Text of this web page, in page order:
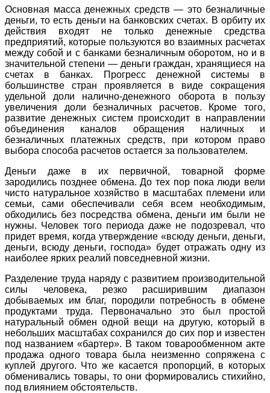
Основная масса денежных средств — это безналичные
деньги, то есть деньги на банковских счетах. В орбиту их
действия входят не только денежные средства
предприятий, которые пользуются во взаимных расчетах
между собой и с банками безналичным оборотом, но и в
значительной степени — деньги граждан, хранящиеся на
счетах в банках. Прогресс денежной системы в
большинстве стран проявляется в виде сокращения
удельной доли налично-денежного оборота в пользу
увеличения доли безналичных расчетов. Кроме того,
развитие денежных систем происходит в направлении
объединения каналов обращения наличных и
безналичных платежных средств, при котором право
выбора способа расчетов остается за пользователем.
Деньги даже в их первичной, товарной форме
зародились позднее обмена. До тех пор пока люди вели
чисто натуральное хозяйство в масштабах племени или
семьи, сами обеспечивали себя всем необходимым,
обходились без посредства обмена, деньги им были не
нужны. Человек того периода даже не подозревал, что
придет время, когда утверждение «всюду деньги, деньги,
деньги, всюду деньги, господа» будет отражать одну из
наиболее ярких реалий повседневной жизни.
Разделение труда наряду с развитием производительной
силы человека, резко расширившим диапазон
добываемых им благ, породили потребность в обмене
продуктами труда. Первоначально это был простой
натуральный обмен одной вещи на другую, который в
небольших масштабах сохранился до сих пор и известен
под названием «бартер». В таком товарообменном акте
продажа одного товара была неизменно сопряжена с
куплей другого. Что же касается пропорций, в которых
обменивались товары, то они формировались стихийно,
под влиянием обстоятельств.